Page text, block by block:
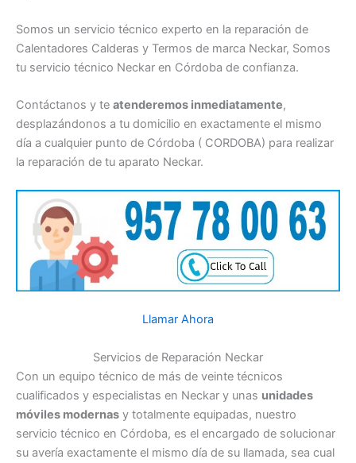
Somos un servicio técnico experto en la reparación de
Calentadores Calderas y Termos de marca Neckar, Somos
tu servicio técnico Neckar en Córdoba de confianza.
Contáctanos y te atenderemos inmediatamente,
desplazándonos a tu domicilio en exactamente el mismo
día a cualquier punto de Córdoba ( CORDOBA) para realizar
la reparación de tu aparato Neckar.
Llamar Ahora
Servicios de Reparación Neckar
Con un equipo técnico de más de veinte técnicos
cualificados y especialistas en Neckar y unas unidades
móviles modernas y totalmente equipadas, nuestro
servicio técnico en Córdoba, es el encargado de solucionar
su avería exactamente el mismo día de su llamada, sea cual